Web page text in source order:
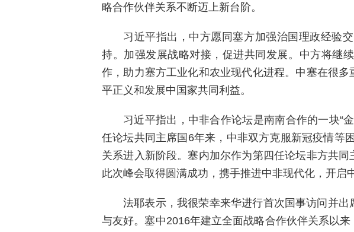
略合作伙伴关系不断迈上新台阶。
习近平指出，中方愿同塞方加强治国理政经验
持。加强发展战略对接，促进共同发展。中方将继
作，助力塞方工业化和农业现代化进程。中塞在很
平正义和发展中国家共同利益。
习近平指出，中非合作论坛是南南合作的一块“
任论坛共同主席国6年来，中非双方克服新冠疫情等
关系进入新阶段。塞内加尔作为第四任论坛非方共
此次峰会取得圆满成功，携手推进中非现代化，开启
法耶表示，我很荣幸来华进行首次国事访问并
与友好。塞中2016年建立全面战略合作伙伴关系以